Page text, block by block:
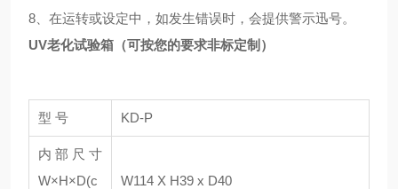
8、在运转或设定中，如发生错误时，会提供警示迅号。
UV老化试验箱（可按您的要求非标定制）
型 号 KD-P
内部尺寸
W×H×D(c
W114 X H39 x D40